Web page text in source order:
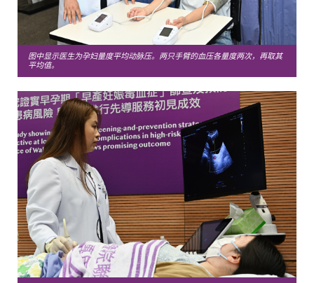
图中显示医生为孕妇量度平均动脉压。两只手臂的血压各量度两次，再取其
平均值。